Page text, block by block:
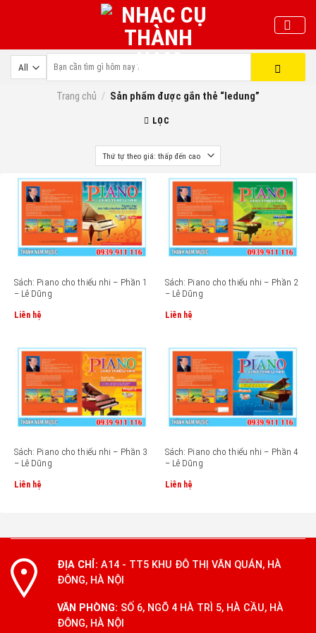
Trang chủ / Sản phẩm được gắn thẻ “ledung”
LỌC
Sách: Piano cho thiếu nhi – Phần 1
– Lê Dũng
Liên hệ
Sách: Piano cho thiếu nhi – Phần 2
– Lê Dũng
Liên hệ
Sách: Piano cho thiếu nhi – Phần 3
– Lê Dũng
Liên hệ
Sách: Piano cho thiếu nhi – Phần 4
– Lê Dũng
Liên hệ
ĐỊA CHỈ: A14 - TT5 KHU ĐÔ THỊ VĂN QUÁN, HÀ
ĐÔNG, HÀ NỘI
VĂN PHÒNG: SỐ 6, NGÕ 4 HÀ TRÌ 5, HÀ CẦU, HÀ
ĐÔNG, HÀ NỘI